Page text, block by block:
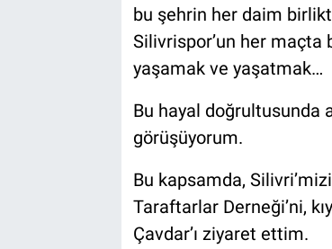
bu şehrin her daim
Silivrispor’un her maçta
yaşamak ve yaşatmak…
Bu hayal doğrultusunda
görüşüyorum.
Bu kapsamda,
Taraftarlar Derneği’ni,
Çavdar’ı ziyaret ettim.